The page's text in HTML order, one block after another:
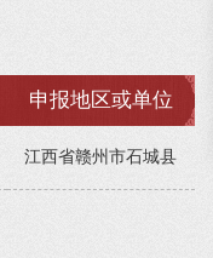
申报地区或单位
江西省赣州市石城县